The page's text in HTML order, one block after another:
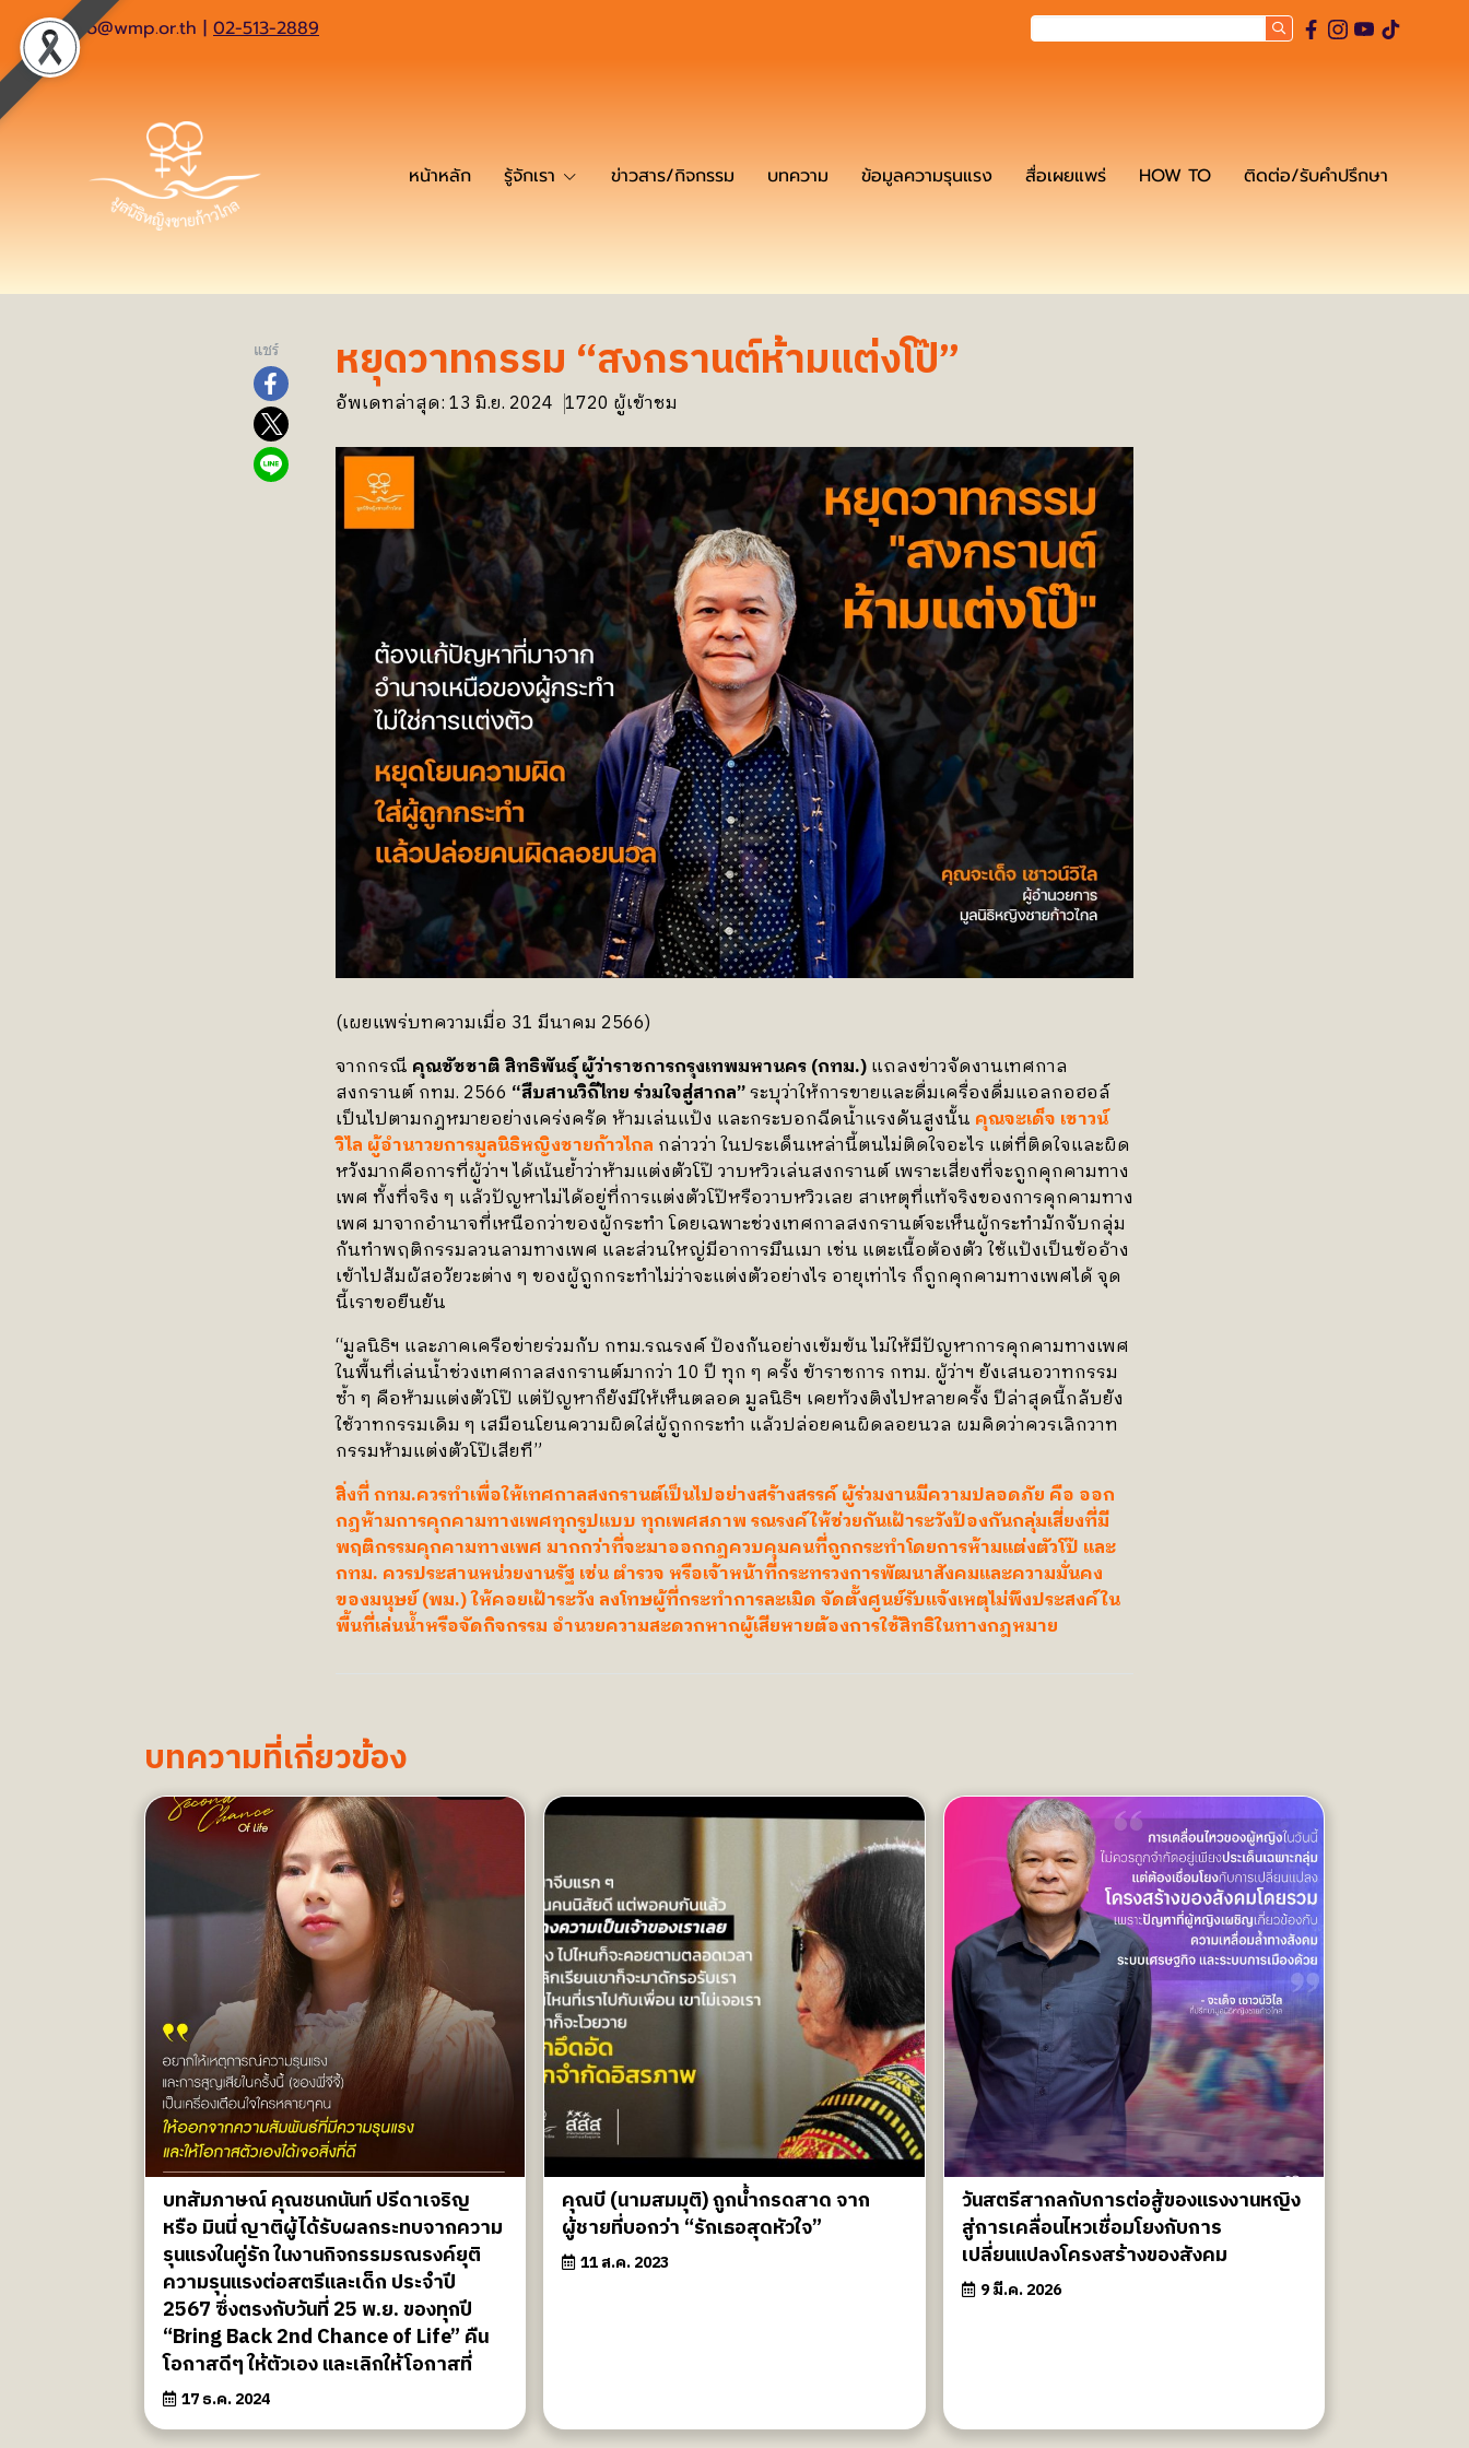
info@wmp.or.th | 02-513-2889
หน้าหลัก รู้จักเรา ข่าวสาร/กิจกรรม บทความ ข้อมูลความรุนแรง สื่อเผยแพร่ HOW TO ติดต่อ/รับคำปรึกษา
แชร์ หยุดวาทกรรม “สงกรานต์ห้ามแต่งโป๊”
อัพเดทล่าสุด: 13 มิ.ย. 2024 1720 ผู้เข้าชม
(เผยแพร่บทความเมื่อ 31 มีนาคม 2566)
จากกรณี คุณชัชชาติ สิทธิพันธุ์ ผู้ว่าราชการกรุงเทพมหานคร (กทม.)แถลงข่าวจัดงานเทศกาล
สงกรานต์ กทม. 2566 “สืบสานวิถีไทย ร่วมใจสู่สากล”ระบุว่าให้การขายและดื่มเครื่องดื่มแอลกอฮอล์
เป็นไปตามกฎหมายอย่างเคร่งครัด ห้ามเล่นแป้ง และกระบอกฉีดน้ำแรงดันสูงนั้น คุณจะเด็จ เชาวน์
วิไล ผู้อำนาวยการมูลนิธิหญิงชายก้าวไกล กล่าวว่า ในประเด็นเหล่านี้ตนไม่ติดใจอะไร แต่ที่ติดใจและผิด
หวังมากคือการที่ผู้ว่าฯ ได้เน้นย้ำว่าห้ามแต่งตัวโป๊ วาบหวิวเล่นสงกรานต์ เพราะเสี่ยงที่จะถูกคุกคามทาง
เพศ ทั้งที่จริง ๆ แล้วปัญหาไม่ได้อยู่ที่การแต่งตัวโป๊หรือวาบหวิวเลย สาเหตุที่แท้จริงของการคุกคามทาง
เพศ มาจากอำนาจที่เหนือกว่าของผู้กระทำ โดยเฉพาะช่วงเทศกาลสงกรานต์จะเห็นผู้กระทำมักจับกลุ่ม
กันทำพฤติกรรมลวนลามทางเพศ และส่วนใหญ่มีอาการมึนเมา เช่น แตะเนื้อต้องตัว ใช้แป้งเป็นข้ออ้าง
เข้าไปสัมผัสอวัยวะต่าง ๆ ของผู้ถูกกระทำไม่ว่าจะแต่งตัวอย่างไร อายุเท่าไร ก็ถูกคุกคามทางเพศได้ จุด
นี้เราขอยืนยัน
“มูลนิธิฯ และภาคเครือข่ายร่วมกับ กทม.รณรงค์ ป้องกันอย่างเข้มข้น ไม่ให้มีปัญหาการคุกคามทางเพศ
ในพื้นที่เล่นน้ำช่วงเทศกาลสงกรานต์มากว่า 10 ปี ทุก ๆ ครั้ง ข้าราชการ กทม. ผู้ว่าฯ ยังเสนอวาทกรรม
ซ้ำ ๆ คือห้ามแต่งตัวโป๊ แต่ปัญหาก็ยังมีให้เห็นตลอด มูลนิธิฯ เคยท้วงติงไปหลายครั้ง ปีล่าสุดนี้กลับยัง
ใช้วาทกรรมเดิม ๆ เสมือนโยนความผิดใส่ผู้ถูกกระทำ แล้วปล่อยคนผิดลอยนวล ผมคิดว่าควรเลิกวาท
กรรมห้ามแต่งตัวโป๊เสียที”
สิ่งที่ กทม.ควรทำเพื่อให้เทศกาลสงกรานต์เป็นไปอย่างสร้างสรรค์ ผู้ร่วมงานมีความปลอดภัย คือ ออก
กฎห้ามการคุกคามทางเพศทุกรูปแบบ ทุกเพศสภาพ รณรงค์ให้ช่วยกันเฝ้าระวังป้องกันกลุ่มเสี่ยงที่มี
พฤติกรรมคุกคามทางเพศ มากกว่าที่จะมาออกกฎควบคุมคนที่ถูกกระทำโดยการห้ามแต่งตัวโป๊ และ
กทม. ควรประสานหน่วยงานรัฐ เช่น ตำรวจ หรือเจ้าหน้าที่กระทรวงการพัฒนาสังคมและความมั่นคง
ของมนุษย์ (พม.) ให้คอยเฝ้าระวัง ลงโทษผู้ที่กระทำการละเมิด จัดตั้งศูนย์รับแจ้งเหตุไม่พึงประสงค์ใน
พื้นที่เล่นน้ำหรือจัดกิจกรรม อำนวยความสะดวกหากผู้เสียหายต้องการใช้สิทธิในทางกฎหมาย
บทความที่เกี่ยวข้อง
บทสัมภาษณ์ คุณชนกนันท์ ปรีดาเจริญ
หรือ มินนี่ ญาติผู้ได้รับผลกระทบจากความ
รุนแรงในคู่รัก ในงานกิจกรรมรณรงค์ยุติ
ความรุนแรงต่อสตรีและเด็ก ประจำปี
2567 ซึ่งตรงกับวันที่ 25 พ.ย. ของทุกปี
“Bring Back 2nd Chance of Life” คืน
โอกาสดีๆ ให้ตัวเอง และเลิกให้โอกาสที่
17 ธ.ค. 2024
คุณบี (นามสมมุติ) ถูกน้ำกรดสาด จาก
ผู้ชายที่บอกว่า “รักเธอสุดหัวใจ”
11 ส.ค. 2023
วันสตรีสากลกับการต่อสู้ของแรงงานหญิง
สู่การเคลื่อนไหวเชื่อมโยงกับการ
เปลี่ยนแปลงโครงสร้างของสังคม
9 มี.ค. 2026